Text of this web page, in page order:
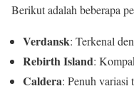
Berikut adalah beberapa
Verdansk: Terkenal
Rebirth Island:
Caldera: Penuh variasi